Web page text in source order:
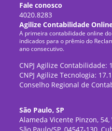
Fale conosco
4020.8283
Agilize Contabilidade
A primeira contabilidade online
indicados para o prêmio do
ano consecutivo.
CNPJ Agilize Contabilidade:
CNPJ Agilize Tecnologia:
Conselho Regional de
São Paulo, SP
Alameda Vicente Pinzon,